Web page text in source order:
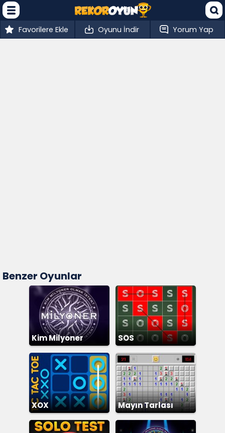
Favorilere Ekle Oyunu İndir Yorum Yap
Benzer Oyunlar
Kim Milyoner
Olmak İster
SOS
XOX Mayın Tarlası